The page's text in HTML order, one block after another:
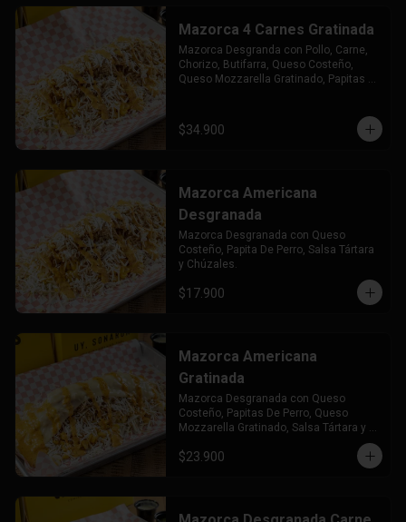
Mazorca 4 Carnes Gratinada
Mazorca Desgranda con Pollo, Carne,
Chorizo, Butifarra, Queso Costeño,
Queso Mozzarella Gratinado, Papitas
$34.900
Mazorca Americana
Desgranada
Mazorca Desgranada con Queso
Costeño, Papita De Perro, Salsa Tártara
y Chúzales.
$17.900
Mazorca Americana
Gratinada
Mazorca Desgranada con Queso
Costeño, Papitas De Perro, Queso
Mozzarella Gratinado, Salsa Tártara y
$23.900